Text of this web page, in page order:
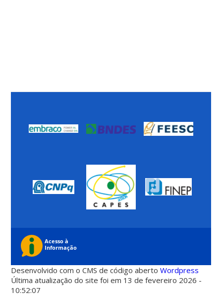
Desenvolvido com o CMS de código abertoWordpress
Última atualização do site foi em 13 de fevereiro 2026 -
10:52:07